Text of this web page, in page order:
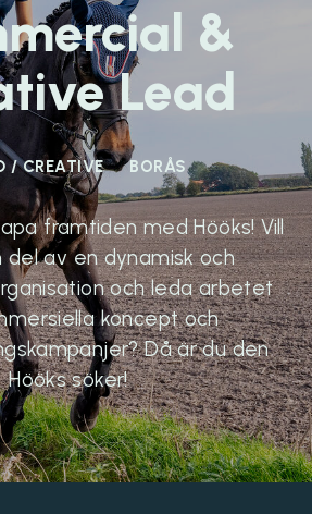
&
Lead
/ CREATIVE BORÅS
framtiden med Hööks! Vill
del av en dynamisk och
och leda arbetet
koncept och
Då är du den
Hööks söker!